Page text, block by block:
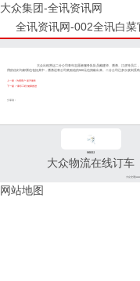
大众集团-全讯资讯网
全讯资讯网-002全讯白菜
大众出租营运二分公司青年志愿者服务队队员戴建华、潘勇、江虎等员工，
用的信封与邮票也包括其中，潘勇还将公司奖励他的500元也捐献出来。二分公司已多次收到受
上一篇：沟通客户 提升服务
下一篇：“康乐工程”健康推进
分享到：
96811
大众物流在线订车
大众交通
网站地图